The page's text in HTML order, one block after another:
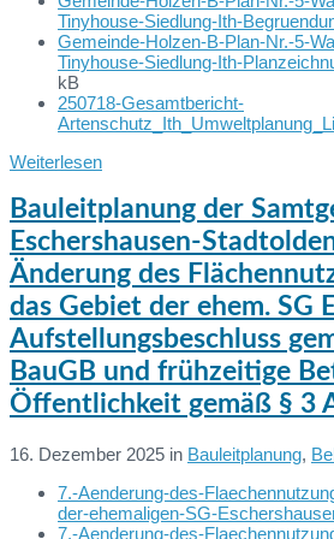
Tinyhouse-Siedlung-Ith-
Gemeinde-Holzen-B-Plan-Nr.-5-
Tinyhouse-Siedlung-Ith-
kB
250718-Gesamtbericht-
Weiterlesen
Bauleitplanung der
Eschershausen-
Änderung des
das Gebiet der ehem. SG
Aufstellungsbeschluss
BauGB und frühzeitige
Öffentlichkeit gemäß § 3
16. Dezember 2025 in Bauleitplanung,
Dateien:7.-Aenderung-des-
der-ehemaligen-SG-
7.-Aenderung-des-